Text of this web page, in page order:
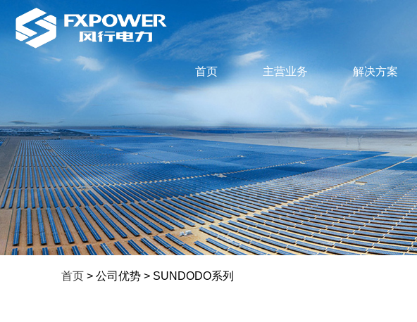
首页 主营业务 解决方案
首页 > 公司优势 > SUNDODO系列